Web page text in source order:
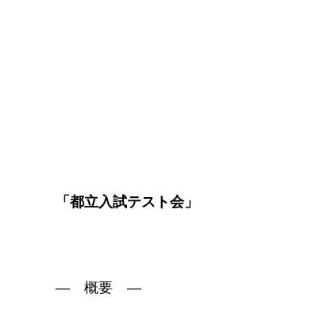
「都立入試テスト会」
―　概要　―